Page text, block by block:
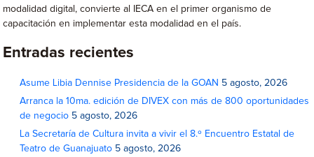
modalidad digital, convierte al IECA en el primer organismo de
capacitación en implementar esta modalidad en el país.
Entradas recientes
Asume Libia Dennise Presidencia de la GOAN 5 agosto, 2026
Arranca la 10ma. edición de DIVEX con más de 800 oportunidades
de negocio 5 agosto, 2026
La Secretaría de Cultura invita a vivir el 8.º Encuentro Estatal de
Teatro de Guanajuato 5 agosto, 2026